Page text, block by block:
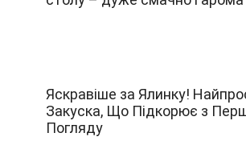
Яскравіше за Ялинку!
Закуска, Що Підкорює з
Погляду